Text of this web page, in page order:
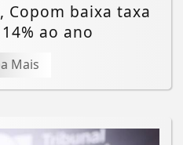
Copom baixa taxa
ao ano
Mais